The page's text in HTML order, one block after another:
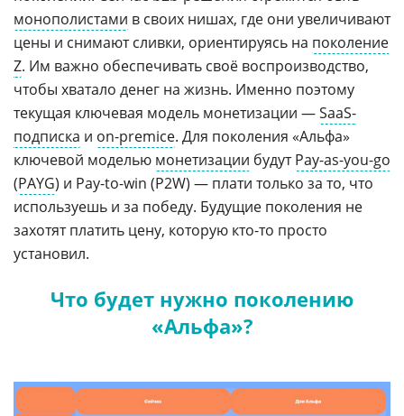
монополистами в своих нишах, где они увеличивают
цены и снимают сливки, ориентируясь на поколение
Z. Им важно обеспечивать своё воспроизводство,
чтобы хватало денег на жизнь. Именно поэтому
текущая ключевая модель монетизации —SaaS-
подписка и on-premice. Для поколения «Альфа»
ключевой моделью монетизации будутPay-as-you-go
(PAYG) и Pay-to-win (P2W) — плати только за то, что
используешь и за победу. Будущие поколения не
захотят платить цену, которую кто-то просто
установил.
Что будет нужно поколению
«Альфа»?